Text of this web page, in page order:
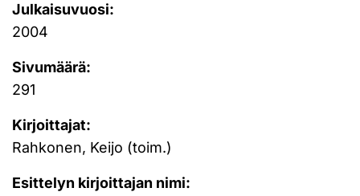
Julkaisuvuosi:
2004
Sivumäärä:
291
Kirjoittajat:
Rahkonen, Keijo (toim.)
Esittelyn kirjoittajan nimi: